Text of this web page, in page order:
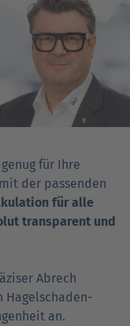
für Ihre
der passenden
für alle
trans­parent und
ziser Abrech
Hagel­schaden-
an.